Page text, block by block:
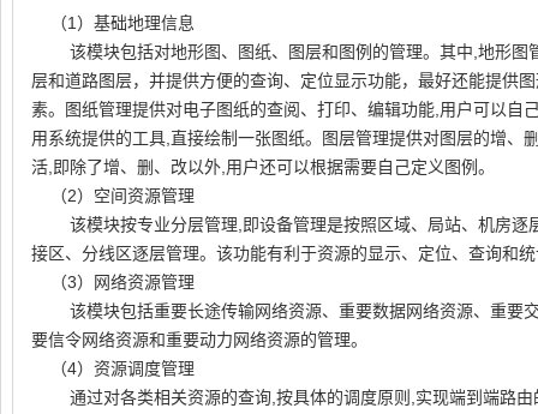
（1 ）基础地理信息
该模块包括对地形图、图纸、图层和图例的管理。其中 地形图
层和道路图层，并提供方便的查询、定位显示功能，最好还能提供
素。图纸管理提供对电子图纸的查阅、打印、编辑功能 用户可以自
用系统提供的工具 直接绘制一张图纸。图层管理提供对图层的增、
活 即除了增、删、改以外 用户还可以根据需要自己定义图例。
（2）空间资源管理
该模块按专业分层管理 即设备管理是按照区域、局站、机房
接区、分线区逐层管理。该功能有利于资源的显示、定位、查询和
（3）网络资源管理
该模块包括重要长途传输网络资源、重要数据网络资源、重要
要信令网络资源和重要动力网络资源的管理。
（4）资源调度管理
通过对各类相关资源的查询 按具体的调度原则 实现端到端路由